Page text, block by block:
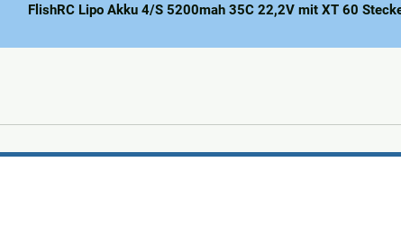
FlishRC Lipo Akku 4/S 5200mah 35C 22,2V mit XT 60